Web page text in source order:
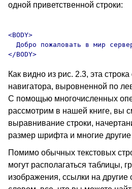
одной приветственной строки:
<BODY>
Добро пожаловать в мир
Как видно из рис. 2.3, эта
навигатора, выровненной по
С помощью многочисленных
рассмотрим в нашей книге, вы
выравнивание строки,
размер шрифта и многие другие
Помимо обычных текстовых
могут располагаться таблицы,
изображения, ссылки на другие